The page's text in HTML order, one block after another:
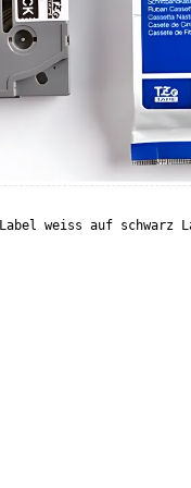
weiss auf schwarz